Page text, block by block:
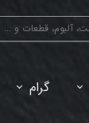
گرام